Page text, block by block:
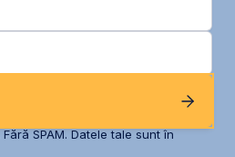
SPAM. Datele tale sunt în